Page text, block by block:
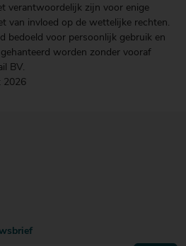
verantwoordelijk zijn voor enige
van invloed op de wettelijke rechten.
bedoeld voor persoonlijk gebruik en
worden zonder vooraf
BV.
2026